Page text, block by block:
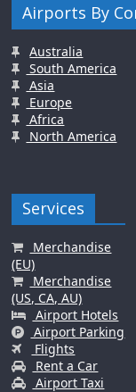
Airports By
Australia
South America
Asia
Europe
Africa
North America
Services
Merchandise
(EU)
Merchandise
(US, CA, AU)
Airport Hotels
Airport Parking
Flights
Rent a Car
Airport Taxi